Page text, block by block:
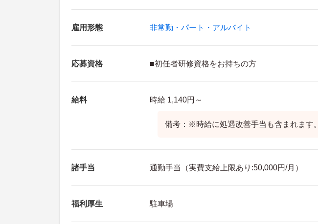
雇用形態 非常勤・パート・アルバイト
応募資格 ■初任者研修資格をお持ちの方
給料 時給 1,140円～
備考：※時給に処遇改善手当も含まれます。
諸手当 通勤手当（実費支給上限あり:50,000円/月）
福利厚生 駐車場